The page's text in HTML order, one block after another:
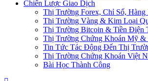
Chiến Lược Giao Dịch
Thị Trường Forex, Chỉ Số, Hàng
Thị Trường Vàng & Kim Loại
Thị Trường Bitcoin & Tiền Điện
Thị Trường Chứng Khoán Mỹ &
Tin Tức Tác Động Đến Thị
Thị Trường Chứng Khoán Việt
Bài Học Thành Công